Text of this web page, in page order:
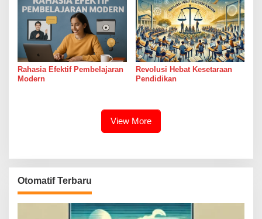
Rahasia Efektif Pembelajaran
Modern
Revolusi Hebat Kesetaraan
Pendidikan
View More
Otomatif Terbaru